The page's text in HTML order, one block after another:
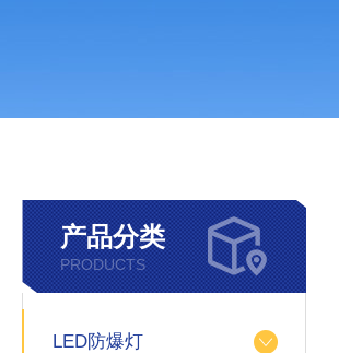
产品分类
PRODUCTS
LED防爆灯